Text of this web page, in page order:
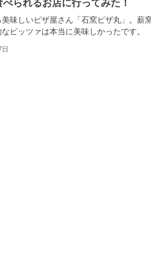
味しいピザ屋さん「石窯ピザ丸」。薪
ピッツァは本当に美味しかったです。